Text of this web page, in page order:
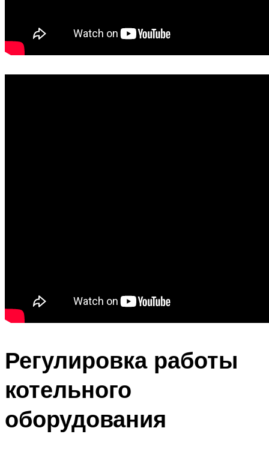
Регулировка работы
котельного
оборудования